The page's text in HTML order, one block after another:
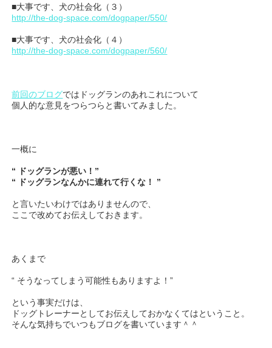
■大事です、犬の社会化（３）
http://the-dog-space.com/dogpaper/550/
■大事です、犬の社会化（４）
http://the-dog-space.com/dogpaper/560/
前回のブログではドッグランのあれこれについて
個人的な意見をつらつらと書いてみました。
一概に
“ ドッグランが悪い！”
“ ドッグランなんかに連れて行くな！ ”
と言いたいわけではありませんので、
ここで改めてお伝えしておきます。
あくまで
“ そうなってしまう可能性もありますよ！”
という事実だけは、
ドッグトレーナーとしてお伝えしておかなくてはということ。
そんな気持ちでいつもブログを書いています＾＾